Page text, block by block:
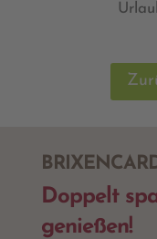
Doppelt
genießen!